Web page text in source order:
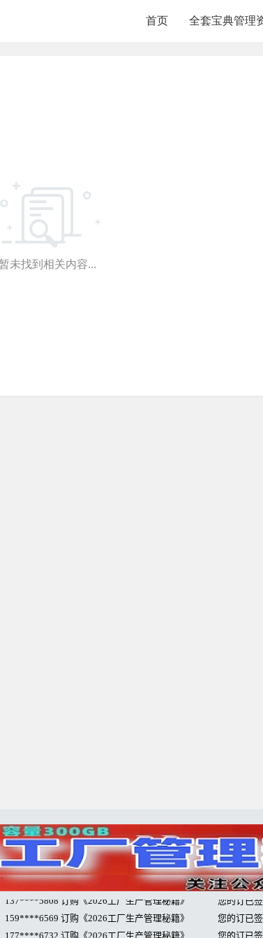
首页 全套宝典管理
未找到相关内容...